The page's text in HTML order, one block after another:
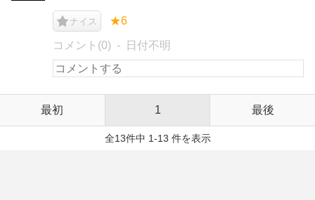
ナイス ★6
コメント(0) 日付不明
最初 1 最後
全13件中 1-13 件を表示